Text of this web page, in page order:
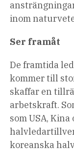
inom
Ser framåt
De framtida
kommer till
skaffar en
arbetskraft.
som USA,
koreanska